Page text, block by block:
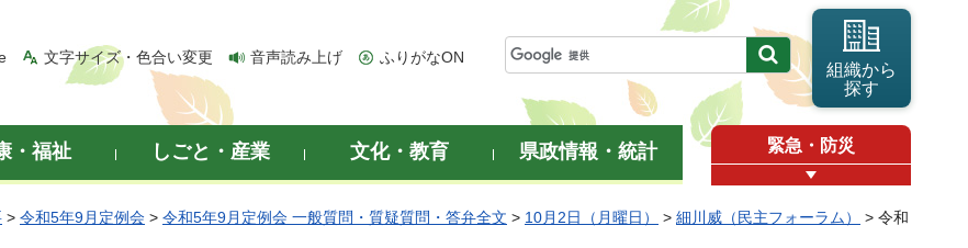
文字サイズ・色合い変更 音声読み上げ ふりがなON
組織から
探す
・福祉 しごと・産業 文化・教育 県政情報・統計 緊急・防災
> 令和5年9月定例会 > 令和5年9月定例会 一般質問・質疑質問・答弁全文 > 10月2日（月曜日） > 細川威（民主フォーラム）
> 令和